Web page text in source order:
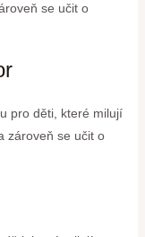
se učit o
pro děti, které milují
zároveň se učit o